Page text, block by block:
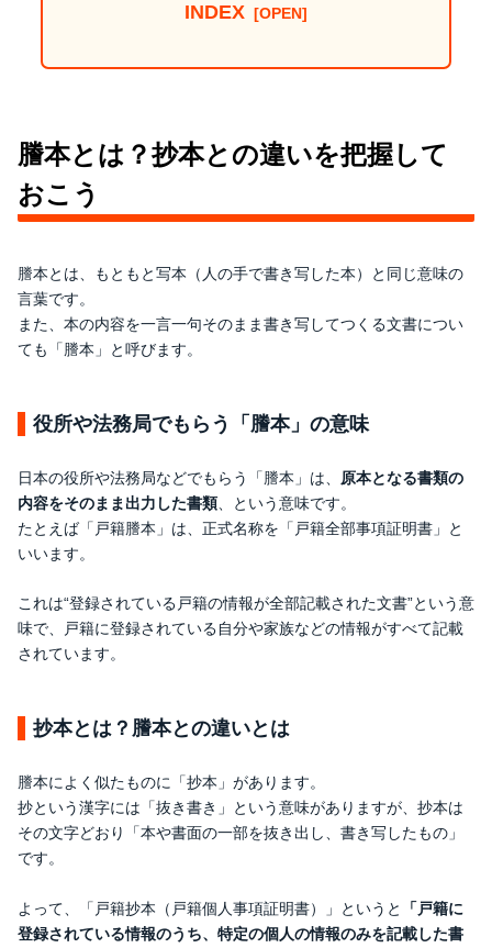
INDEX
謄本とは？抄本との違いを把握して
おこう
謄本とは、もともと写本（人の手で書き写した本）と同じ意味の
言葉です。
また、本の内容を一言一句そのまま書き写してつくる文書につい
ても「謄本」と呼びます。
役所や法務局でもらう「謄本」の意味
日本の役所や法務局などでもらう「謄本」は、 原本となる書類の
内容をそのまま出力した書類 、という意味です。
たとえば「戸籍謄本」は、正式名称を「戸籍全部事項証明書」と
いいます。
これは“登録されている戸籍の情報が全部記載された文書”という意
味で、戸籍に登録されている自分や家族などの情報がすべて記載
されています。
抄本とは？謄本との違いとは
謄本によく似たものに「抄本」があります。
抄という漢字には「抜き書き」という意味がありますが、抄本は
その文字どおり「本や書面の一部を抜き出し、書き写したもの」
です。
よって、「戸籍抄本（戸籍個人事項証明書）」というと
「戸籍に
登録されている情報のうち、特定の個人の情報のみを記載した書